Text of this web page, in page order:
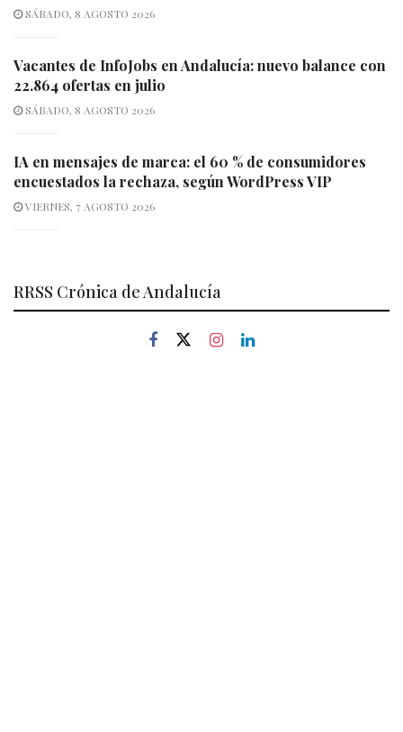
SÁBADO, 8 AGOSTO 2026
Vacantes de InfoJobs en Andalucía: nuevo balance con
22.864 ofertas en julio
SÁBADO, 8 AGOSTO 2026
IA en mensajes de marca: el 60 % de consumidores
encuestados la rechaza, según WordPress VIP
VIERNES, 7 AGOSTO 2026
RRSS Crónica de Andalucía